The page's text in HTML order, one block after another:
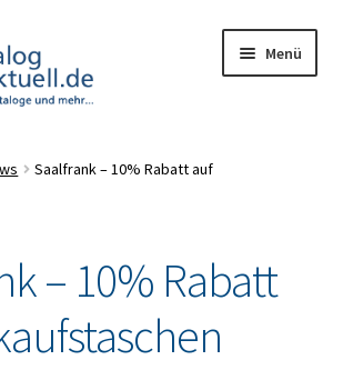
Menü
Saalfrank – 10% Rabatt auf
– 10% Rabatt